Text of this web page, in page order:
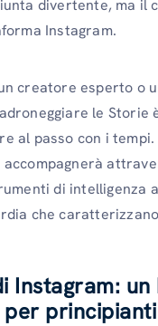
divertente, ma il
Instagram.
creatore esperto o
le Storie
al passo con i tempi.
di intelligenza
che
Instagram: un
principianti